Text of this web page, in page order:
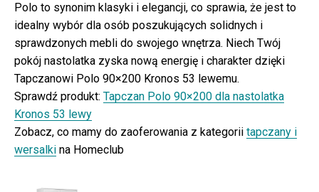
Polo to synonim klasyki i elegancji, co sprawia, że jest to
idealny wybór dla osób poszukujących solidnych i
sprawdzonych mebli do swojego wnętrza. Niech Twój
pokój nastolatka zyska nową energię i charakter dzięki
Tapczanowi Polo 90×200 Kronos 53 lewemu.
Sprawdź produkt: Tapczan Polo 90×200 dla nastolatka
Kronos 53 lewy
Zobacz, co mamy do zaoferowania z kategorii tapczany i
wersalki na Homeclub